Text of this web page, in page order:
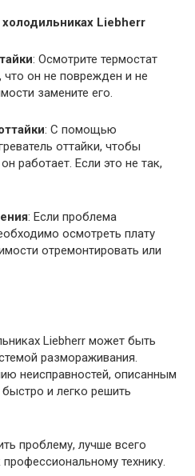
Liebherr
: Осмотрите термостат
что он не поврежден и не
замените его.
: С помощью
оттайки, чтобы
работает. Если это не так,
: Если проблема
осмотреть плату
отремонтировать или
Liebherr может быть
размораживания.
неисправностей, описанным
и легко решить
проблему, лучше всего
технику.